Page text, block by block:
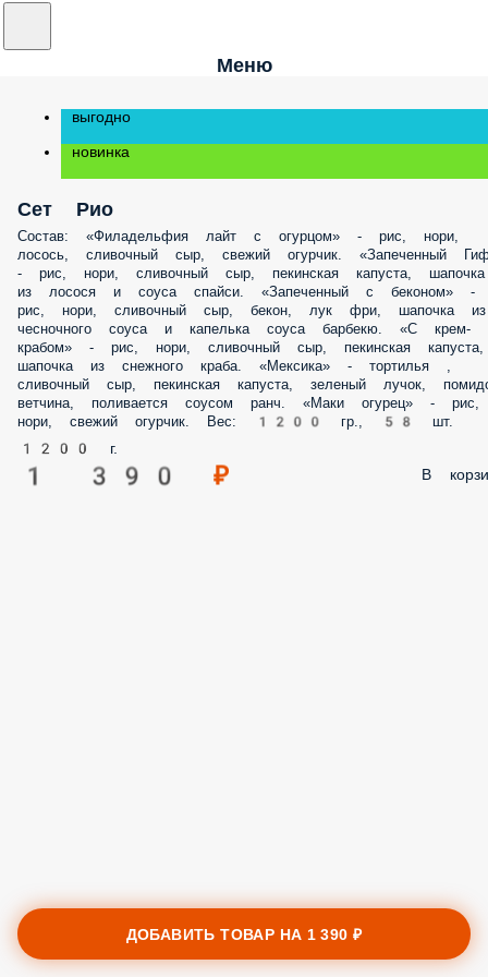
Меню
выгодно
новинка
Сет Рио
Состав: «Филадельфия лайт с огурцом» - рис, нори,
лосось, сливочный сыр, свежий огурчик. «Запеченный
- рис, нори, сливочный сыр, пекинская капуста, шапочка
из лосося и соуса спайси. «Запеченный с беконом» -
рис, нори, сливочный сыр, бекон, лук фри, шапочка из
чесночного соуса и капелька соуса барбекю. «С крем-
крабом» - рис, нори, сливочный сыр, пекинская капуста,
шапочка из снежного краба. «Мексика» - тортилья ,
сливочный сыр, пекинская капуста, зеленый лучок,
ветчина, поливается соусом ранч. «Маки огурец» - рис,
нори, свежий огурчик. Вес: 1200 гр., 58 шт.
1200 г.
1 390 ₽ В
ДОБАВИТЬ ТОВАР НА 1 390 ₽